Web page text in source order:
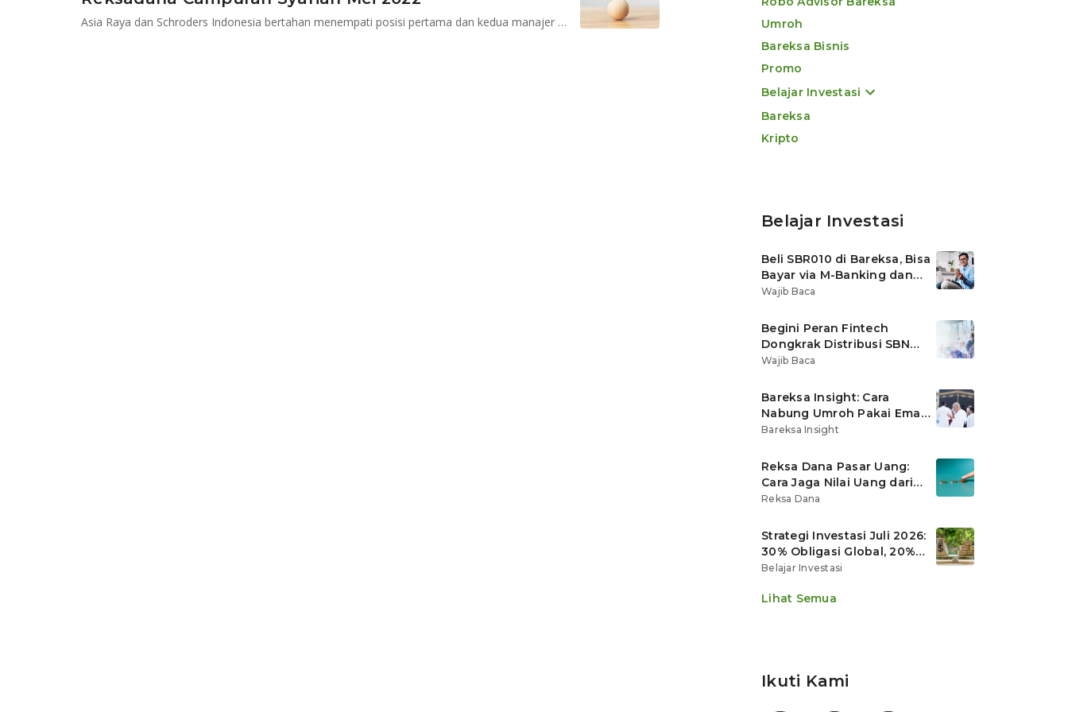
Asia Raya dan Schroders Indonesia bertahan menempati posisi pertama dan kedua manajer investasi dengan kelolaan reksadana campuran syariah terbesar
Umroh
Bareksa Bisnis
Promo
Belajar Investasi
Bareksa
Kripto
Belajar Investasi
Beli SBR010 di Bareksa, Bisa
Bayar via M-Banking dan
OVO di Tokopedia
Wajib Baca
Begini Peran Fintech
Dongkrak Distribusi SBN
Ritel
Wajib Baca
Bareksa Insight: Cara
Nabung Umroh Pakai Emas
Digital agar Nilainya
Bareksa Insight
Reksa Dana Pasar Uang:
Cara Jaga Nilai Uang dari
Gerusan Inflasi
Reksa Dana
Strategi Investasi Juli 2026:
30% Obligasi Global, 20%
Emas, Saham Ekspor Jadi
Belajar Investasi
Lihat Semua
Ikuti Kami